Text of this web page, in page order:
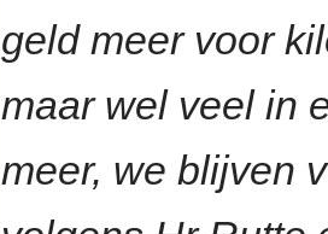
geld meer voor
maar wel veel in
meer, we blijven